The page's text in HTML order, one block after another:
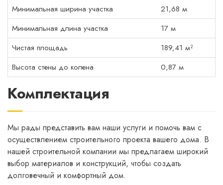
Минимальная ширина участка
21,68 м
Минимальная длина участка
17 м
Чистая площадь
189,41 м²
Высота стены до колена
0,87 м
Комплектация
Мы рады представить вам наши услуги и помочь вам с
осуществлением строительного проекта вашего дома. В
нашей строительной компании мы предлагаем широкий
выбор материалов и конструкций, чтобы создать
долговечный и комфортный дом.